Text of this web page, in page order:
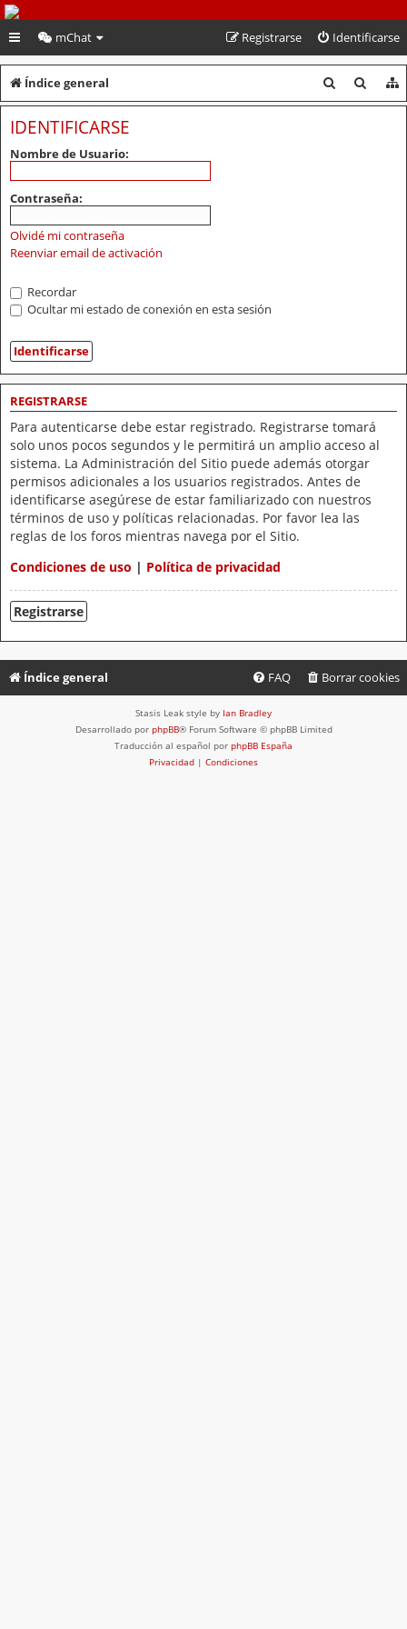
PeruVoley.com
mChat Identificarse
Registrarse
Índice general
u
u
IDENTIFICARSE
Nombre de Usuario:
Contraseña:
Olvidé mi contraseña
Reenviar email de activación
Recordar
Ocultar mi estado de conexión en esta sesión
REGISTRARSE
Para autenticarse debe estar registrado. Registrarse tomará
solo unos pocos segundos y le permitirá un amplio acceso al
sistema. La Administración del Sitio puede además otorgar
permisos adicionales a los usuarios registrados. Antes de
identificarse asegúrese de estar familiarizado con nuestros
términos de uso y políticas relacionadas. Por favor lea las
reglas de los foros mientras navega por el Sitio.
Condiciones de uso | Política de privacidad
Registrarse
Índice general Borrar cookies
FAQ
Stasis Leak style by Ian Bradley
Desarrollado por phpBB® Forum Software © phpBB Limited
Traducción al español por phpBB España
Privacidad | Condiciones